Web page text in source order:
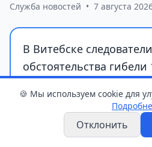
Служба новостей • 7 августа
В Витебске
обстоятельства
стал 27-летний
девочки, которого
🍪 Мы используем cookie для
Отклонить